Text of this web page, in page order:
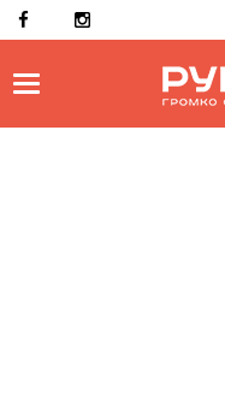
Toggle